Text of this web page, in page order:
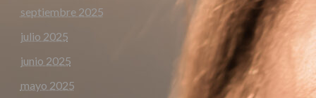
septiembre 2025
julio 2025
junio 2025
mayo 2025